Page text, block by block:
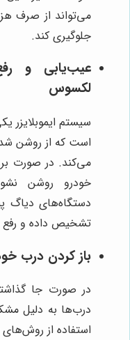
می‌تواند از صرف
جلوگیری کند.
عیب‌یابی و
لکسوس
سیستم ایموبلایزر
است که از روشن
می‌کند. در صورت
خودرو روشن
دستگاه‌های دیاگ
تشخیص داده و رفع
باز کردن درب
در صورت جا
درب‌ها به دلیل
استفاده از